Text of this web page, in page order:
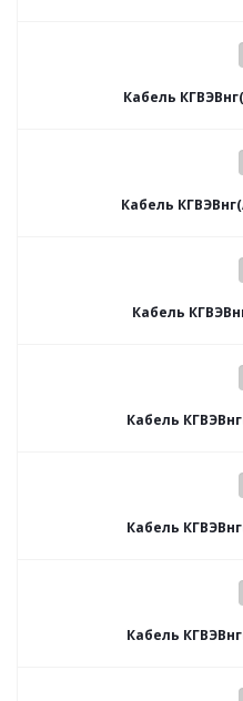
Кабель
Кабель
Кабель
Кабель
Кабель
Кабель